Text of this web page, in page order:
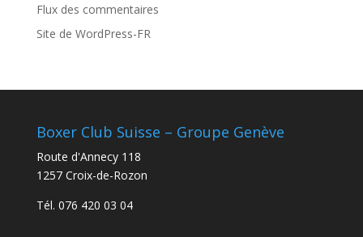
Flux des commentaires
Site de WordPress-FR
Boxer Club Suisse – Groupe Genève
Route d'Annecy 118
1257 Croix-de-Rozon
Tél. 076 420 03 04